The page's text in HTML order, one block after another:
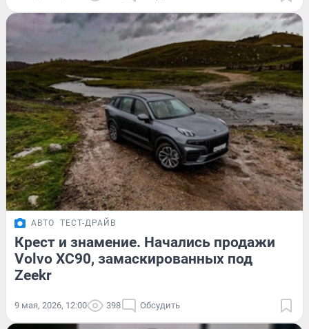
АВТО ТЕСТ-ДРАЙВ
Крест и знамение. Начались продажи
Volvo XC90, замаскированных под
Zeekr
9 мая, 2026, 12:00 398 Обсудить